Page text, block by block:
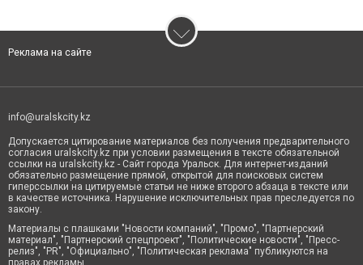
Реклама на сайте
info@uralskcity.kz
Допускается цитирование материалов без получения предварительного
согласия uralskcity.kz при условии размещения в тексте обязательной
ссылки на uralskcity.kz - Сайт города Уральск. Для интернет-изданий
обязательно размещение прямой, открытой для поисковых систем
гиперссылки на цитируемые статьи не ниже второго абзаца в тексте или
в качестве источника. Нарушение исключительных прав преследуется по
закону.
Материалы с плашками "Новости компаний", "Промо", "Партнерский
материал", "Партнерский спецпроект", "Политические новости", "Пресс-
релиз", "PR", "Официально", "Политическая реклама" публикуются на
правах рекламы.